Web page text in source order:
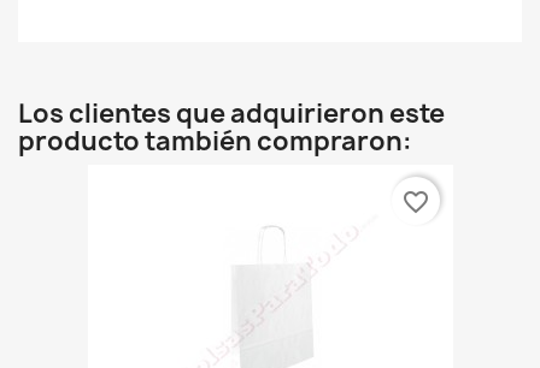
Los clientes que adquirieron este
producto también compraron:
favorite_border